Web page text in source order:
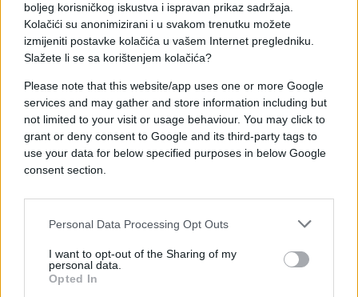
boljeg korisničkog iskustva i ispravan prikaz sadržaja.
Kolačići su anonimizirani i u svakom trenutku možete
izmijeniti postavke kolačića u vašem Internet pregledniku.
Slažete li se sa korištenjem kolačića?
Please note that this website/app uses one or more Google
services and may gather and store information including but
not limited to your visit or usage behaviour. You may click to
grant or deny consent to Google and its third-party tags to
use your data for below specified purposes in below Google
consent section.
Personal Data Processing Opt Outs
I want to opt-out of the Sharing of my
personal data.
Opted In
Električna ručna kočnica – ista
funkcija, više prostora u vozilu
Moderni automobili sve češće imaju električnu
ručnu kočnicu, koja se aktivira prekidačem. Iako
izgleda drugačije, funkcija joj je ista – osigurati
vozilo od pomjeranja. I ovu verziju treba redovno
koristiti kako bi ostala potpuno ispravna.
Zašto je ručna kočnica važna i na
Ručna kočnica nije namijenjena samo parkiranju –